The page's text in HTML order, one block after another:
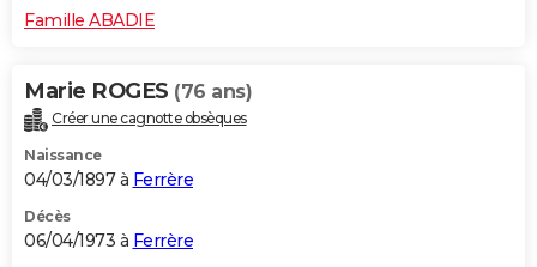
Famille ABADIE
Marie ROGES (76 ans)
Créer une cagnotte obsèques
Naissance
04/03/1897 à Ferrère
Décès
06/04/1973 à Ferrère